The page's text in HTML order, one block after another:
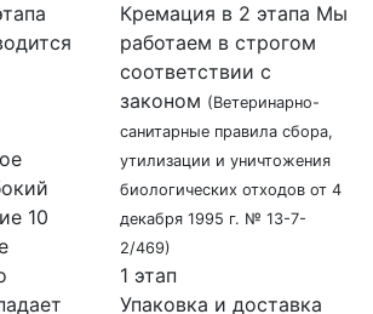
10
Кремация в 2 этапа Мы
работаем в строгом
соответствии с
законом (Ветеринарно-
санитарные правила сбора,
утилизации и уничтожения
биологических отходов от 4
декабря 1995 г. № 13-7-
2/469)
1 этап
Упаковка и доставка